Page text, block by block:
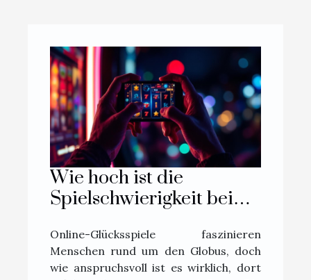
Wie hoch ist die
Spielschwierigkeit bei
Online-Glücksspiele faszinieren
Menschen rund um den Globus, doch
wie anspruchsvoll ist es wirklich, dort